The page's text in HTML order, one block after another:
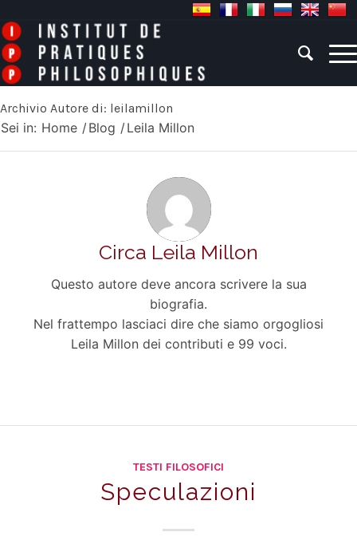
Archivio Autore di: leilamillon
Sei in: Home / Blog / Leila Millon
Circa Leila Millon
Questo autore deve ancora scrivere la sua
biografia.
Nel frattempo lasciaci dire che siamo orgogliosi
Leila Millon dei contributi e 99 voci.
TESTI FILOSOFICI
Speculazioni